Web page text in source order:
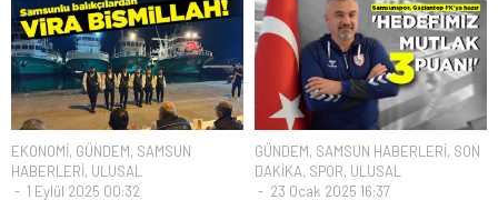
EKONOMİ, GÜNDEM, SAMSUN
HABERLERİ, ULUSAL
1 Eylül 2025 00:32
GÜNDEM, SAMSUN HABERLERİ, SON
DAKİKA, SPOR, ULUSAL
23 Ocak 2025 16:37